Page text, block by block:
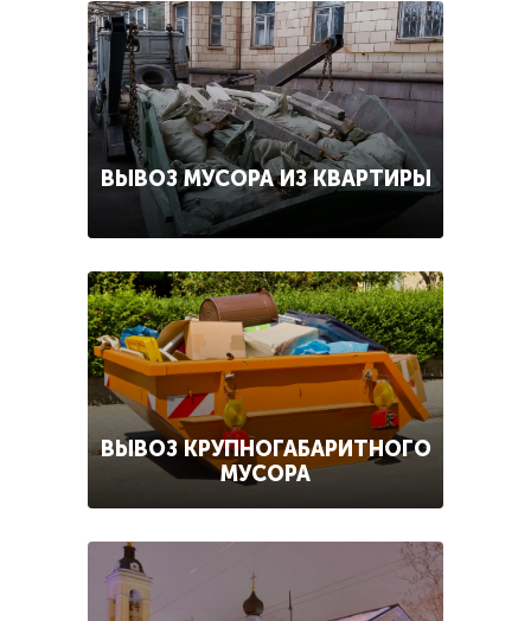
ВЫВОЗ МУСОРА ИЗ КВАРТИРЫ
ВЫВОЗ КРУПНОГАБАРИТНОГО
МУСОРА